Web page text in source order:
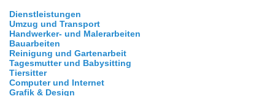
Dienstleistungen
Umzug und Transport
Handwerker- und Malerarbeiten
Bauarbeiten
Reinigung und Gartenarbeit
Tagesmutter und Babysitting
Tiersitter
Computer und Internet
Grafik & Design